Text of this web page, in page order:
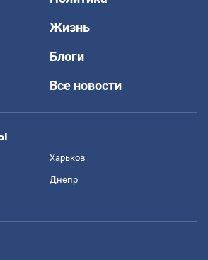
Жизнь
Блоги
Все новости
Харьков
Днепр